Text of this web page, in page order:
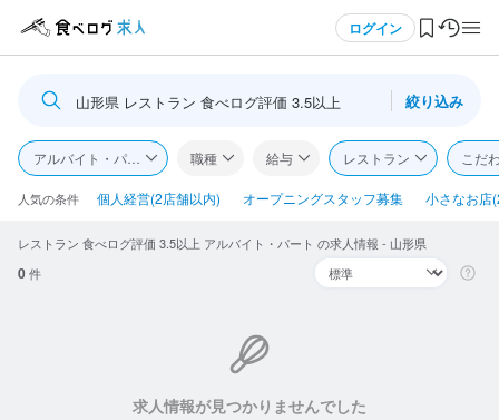
ログイン
ログイン・無料会員登録
食べログ求人TOP
求人検索
山形県 レストラン 食べログ評価 3.5以上 絞り込み
アルバイト・パート 職種 給与 レストラン こだ
人気の条件 個人経営(2店舗以内) オープニングスタッフ募集 小さなお店
レストラン 食べログ評価 3.5以上 アルバイト・パート の求人情報 - 山形県
0件
求人情報が見つかりませんでした